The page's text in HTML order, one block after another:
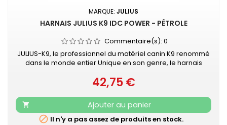
MARQUE: JULIUS
HARNAIS JULIUS K9 IDC POWER - PÉTROLE
Commentaire(s): 0
JULIUS-K9, le professionnel du matériel canin K9 renommé
dans le monde entier Unique en son genre, le harnais
contrôler le chien pendant les balades en ville. Le harnais
IDC®Power est votre compagnon au quotidien, pour le loisir
et la promenade, dans la rue comme au parc. Sa poignée
solide...
Prix
42,75 €

Ajouter au panier
 Il n'y a pas assez de produits en stock.